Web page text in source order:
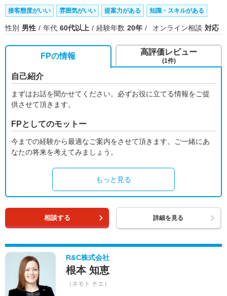
接客態度がいい 雰囲気がいい 提案力がある 知識・スキルがある
性別 男性 年代 60代以上 経験年数 20年 オンライン相談 対応
FPの情報
自己紹介
まずはお話を聞かせてください。必ずお役に立てる情報をご提
供させて頂きます。
FPとしてのモットー
今までの経験から最適なご案内をさせて頂きます。ご一緒にあ
なたの将来を考えてみましょう。
もっと見る
高評価レビュー
(1件)
相談する 詳細を見る
R&C株式会社
根本 知恵
（ネモト チエ）